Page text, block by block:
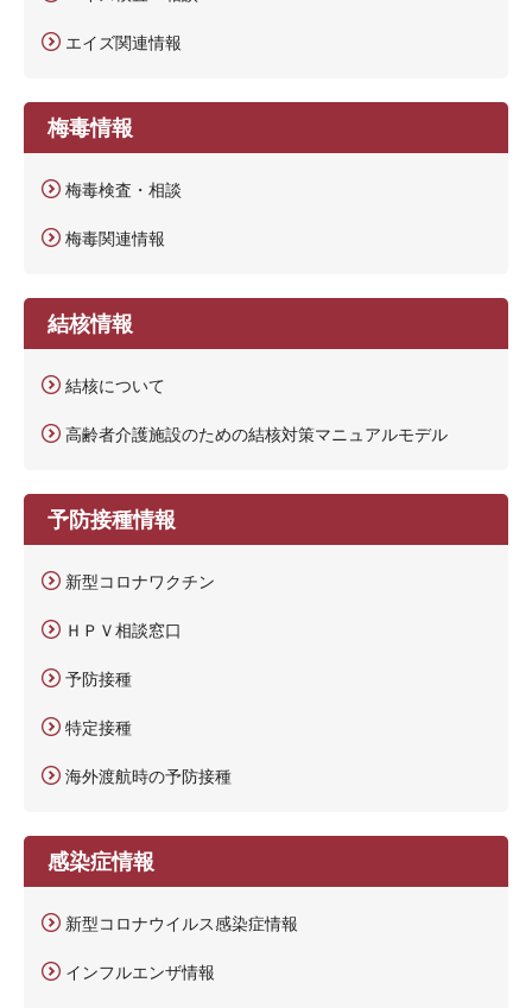
エイズ関連情報
梅毒情報
梅毒検査・相談
梅毒関連情報
結核情報
結核について
高齢者介護施設のための結核対策マニュアルモデル
予防接種情報
新型コロナワクチン
ＨＰＶ相談窓口
予防接種
特定接種
海外渡航時の予防接種
感染症情報
新型コロナウイルス感染症情報
インフルエンザ情報